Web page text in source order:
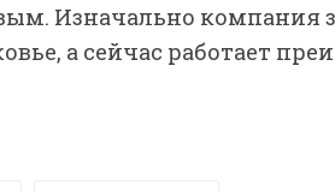
Изначально компания
а сейчас работает